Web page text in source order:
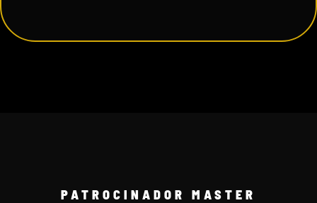
PATROCINADOR MASTER